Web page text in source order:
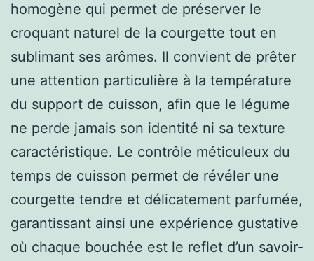
homogène qui permet de préserver le
croquant naturel de la courgette tout en
sublimant ses arômes. Il convient de prêter
une attention particulière à la température
du support de cuisson, afin que le légume
ne perde jamais son identité ni sa texture
caractéristique. Le contrôle méticuleux du
temps de cuisson permet de révéler une
courgette tendre et délicatement parfumée,
garantissant ainsi une expérience gustative
où chaque bouchée est le reflet d’un savoir-